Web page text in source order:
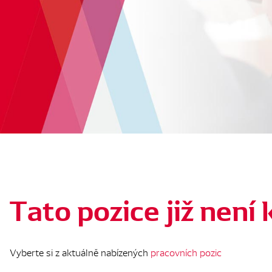
Tato pozice již není
Vyberte si z aktuálně nabízených pracovních pozic